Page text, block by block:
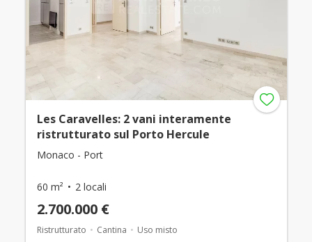
Les Caravelles: 2 vani interamente
ristrutturato sul Porto Hercule
Monaco - Port
60 m² 2 locali
2.700.000 €
Ristrutturato Cantina Uso misto